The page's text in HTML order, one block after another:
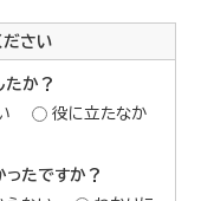
ださい
たか？
役に立たなか
ったですか？